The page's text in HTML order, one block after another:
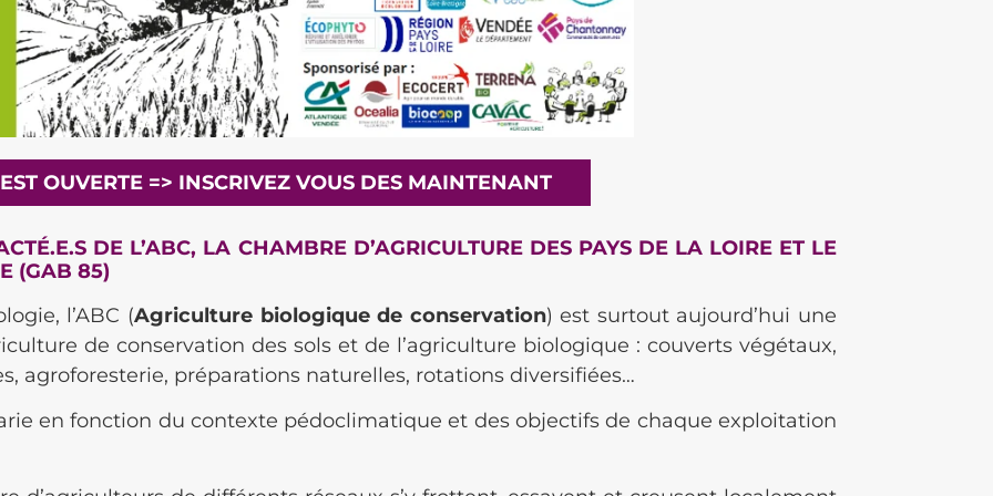
OUVERTE => INSCRIVEZ VOUS DES MAINTENANT
DE L’ABC, LA CHAMBRE D’AGRICULTURE DES PAYS DE LA LOIRE ET LE
(GAB 85)
l’ABC (Agriculture biologique de conservation) est surtout aujourd’hui une
de conservation des sols et de l’agriculture biologique : couverts végétaux,
agroforesterie, préparations naturelles, rotations diversifiées…
en fonction du contexte pédoclimatique et des objectifs de chaque exploitation